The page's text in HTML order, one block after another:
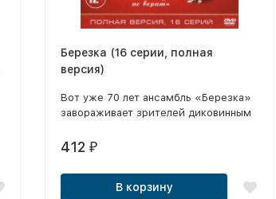
Березка (16 серии, полная
версия)
Вот уже 70 лет ансамбль «Березка»
завораживает зрителей диковинным
впечатление, будто девушки стоят на
412₽
В корзину